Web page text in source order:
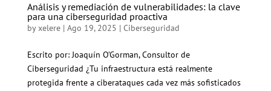
Análisis y remediación de vulnerabilidades: la clave
para una ciberseguridad proactiva
byxelere| Ago 19, 2025 | Ciberseguridad
Escrito por: Joaquín O’Gorman, Consultor de
Ciberseguridad ¿Tu infraestructura está realmente
protegida frente a ciberataques cada vez más sofisticados